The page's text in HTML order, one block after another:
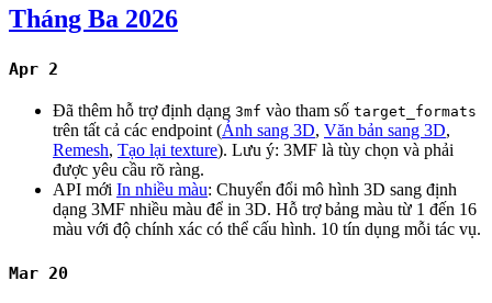
Tháng Ba 2026
Apr 2
Đã thêm hỗ trợ định dạng 3mf vào tham số target_formats
trên tất cả các endpoint (Ảnh sang 3D, Văn bản sang 3D,
Remesh, Tạo lại texture). Lưu ý: 3MF là tùy chọn và phải
được yêu cầu rõ ràng.
API mới In nhiều màu: Chuyển đổi mô hình 3D sang định
dạng 3MF nhiều màu để in 3D. Hỗ trợ bảng màu từ 1 đến 16
màu với độ chính xác có thể cấu hình. 10 tín dụng mỗi tác vụ.
Mar 20